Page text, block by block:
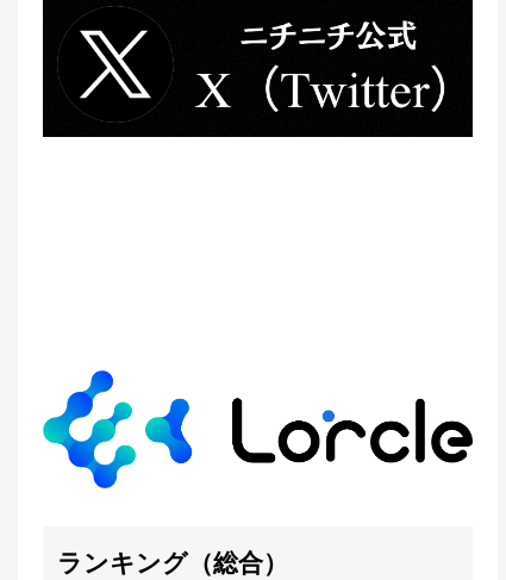
ランキング（総合）